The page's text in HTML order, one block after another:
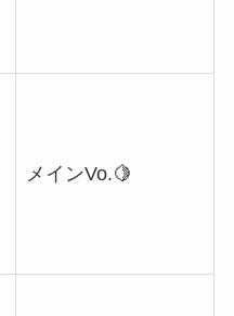
メインVo.🍋